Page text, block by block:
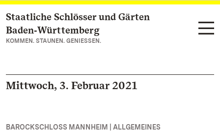
Zum Hauptinhalt springen
Staatliche Schlösser und Gärten
Baden‑Württemberg
KOMMEN. STAUNEN. GENIESSEN.
Mittwoch, 3. Februar 2021
BAROCKSCHLOSS MANNHEIM | ALLGEMEINES